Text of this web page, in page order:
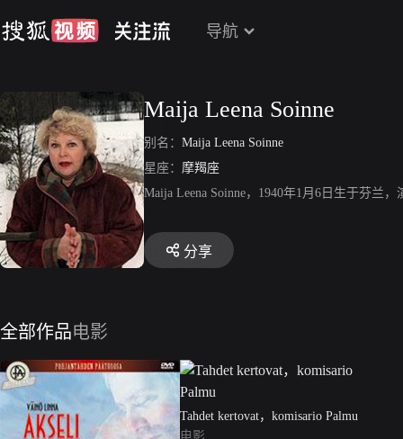
导航
Maija Leena Soinne
别名： Maija Leena Soinne
星座： 摩羯座
Maija Leena Soinne，1940年1月6日生于芬兰
分享
全部作品电影
Tahdet kertovat，komisario Palmu
电影